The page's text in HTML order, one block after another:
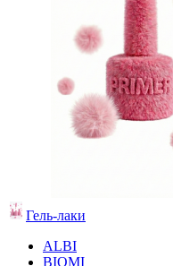
Гель-лаки
ALBI
BIOMI